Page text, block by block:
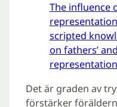
The influence
scripted
on fathers’
Det är graden av
förstärker